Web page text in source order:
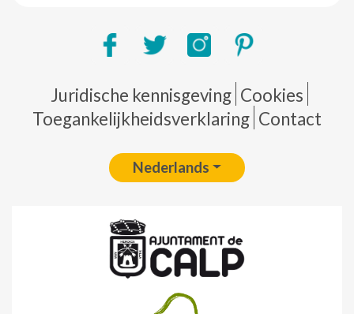
Pie de página
Juridische kennisgeving Cookies
Toegankelijkheidsverklaring Contact
Nederlands